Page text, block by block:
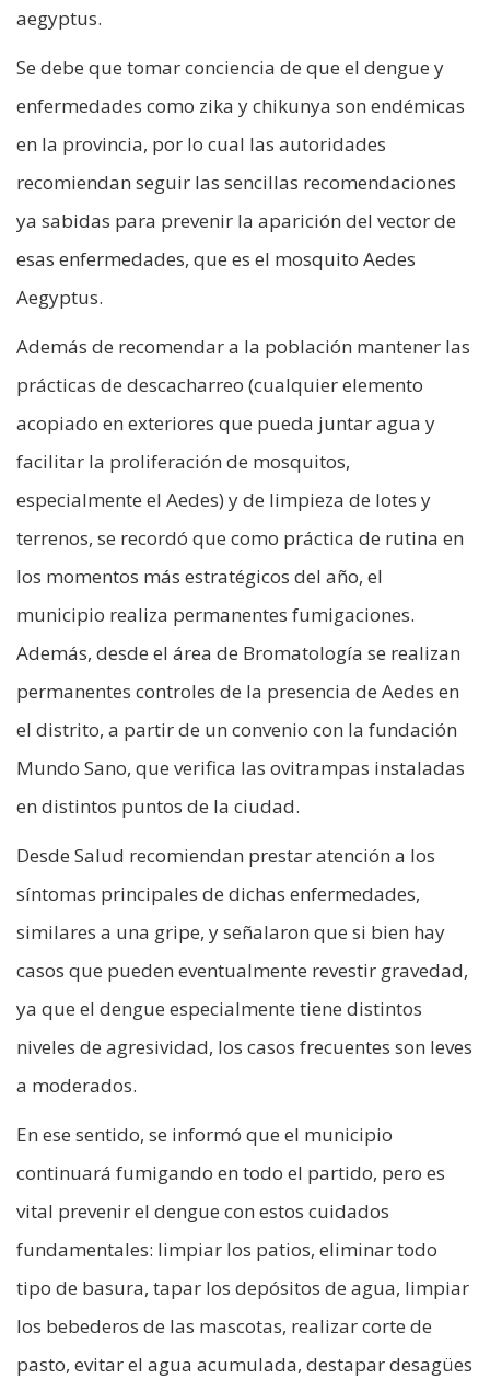
aegyptus.
Se debe que tomar conciencia de que el dengue y
enfermedades como zika y chikunya son endémicas
en la provincia, por lo cual las autoridades
recomiendan seguir las sencillas recomendaciones
ya sabidas para prevenir la aparición del vector de
esas enfermedades, que es el mosquito Aedes
Aegyptus.
Además de recomendar a la población mantener las
prácticas de descacharreo (cualquier elemento
acopiado en exteriores que pueda juntar agua y
facilitar la proliferación de mosquitos,
especialmente el Aedes) y de limpieza de lotes y
terrenos, se recordó que como práctica de rutina en
los momentos más estratégicos del año, el
municipio realiza permanentes fumigaciones.
Además, desde el área de Bromatología se realizan
permanentes controles de la presencia de Aedes en
el distrito, a partir de un convenio con la fundación
Mundo Sano, que verifica las ovitrampas instaladas
en distintos puntos de la ciudad.
Desde Salud recomiendan prestar atención a los
síntomas principales de dichas enfermedades,
similares a una gripe, y señalaron que si bien hay
casos que pueden eventualmente revestir gravedad,
ya que el dengue especialmente tiene distintos
niveles de agresividad, los casos frecuentes son leves
a moderados.
En ese sentido, se informó que el municipio
continuará fumigando en todo el partido, pero es
vital prevenir el dengue con estos cuidados
fundamentales: limpiar los patios, eliminar todo
tipo de basura, tapar los depósitos de agua, limpiar
los bebederos de las mascotas, realizar corte de
pasto, evitar el agua acumulada, destapar desagües